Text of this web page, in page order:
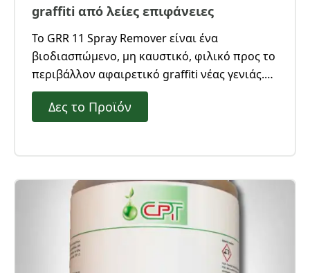
graffiti από λείες επιφάνειες
Το GRR 11 Spray Remover είναι ένα
βιοδιασπώμενο, μη καυστικό, φιλικό προς το
περιβάλλον αφαιρετικό graffiti νέας γενιάς.
Είναι αποτελεσματικό για την αφαίρεση
ανεξίτηλων μαρκαδόρων, χρωμάτων σε
Permanent Coating.
Δες το Προϊόν